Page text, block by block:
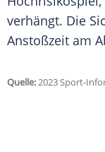
verhängt. Die
Anstoßzeit am
Quelle:2023 Sport-